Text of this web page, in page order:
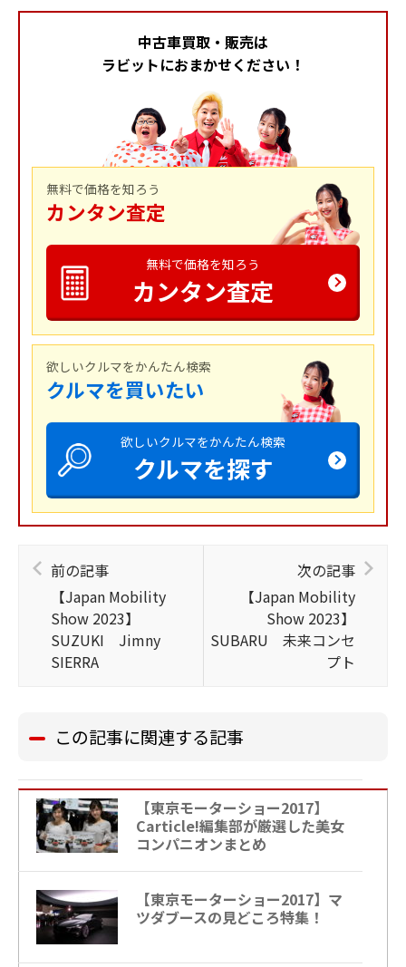
中古車買取・販売は
ラビットにおまかせください！
無料で価格を知ろう
カンタン査定
無料で価格を知ろう
カンタン査定
欲しいクルマをかんたん検索
クルマを買いたい
欲しいクルマをかんたん検索
クルマを探す
前の記事
【Japan Mobility
Show 2023】
SUZUKI Jimny
SIERRA
次の記事
【Japan Mobility
Show 2023】
SUBARU 未来コンセ
プト
この記事に関連する記事
【東京モーターショー2017】
Carticle!編集部が厳選した美女
コンパニオンまとめ
【東京モーターショー2017】マ
ツダブースの見どころ特集！